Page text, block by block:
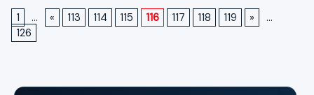
1 ... « 113 114 115 116 117 118 119 »
...
126